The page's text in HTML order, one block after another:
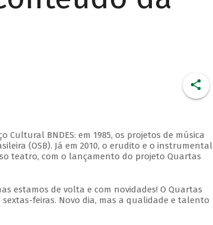
BNDES: em 1985, os projetos de música
(OSB). Já em 2010, o erudito e o instrumental
teatro, com o lançamento do projeto Quartas
estamos de volta e com novidades! O Quartas
feiras. Novo dia, mas a qualidade e talento